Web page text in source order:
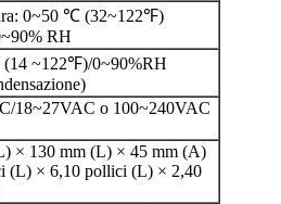
0~50 ℃ (32~122℉)
RH
~122℉)/0~90%RH
18~27VAC o 100~240VAC
× 130 mm (L) × 45 mm (A)
(L) × 6,10 pollici (L) × 2,40